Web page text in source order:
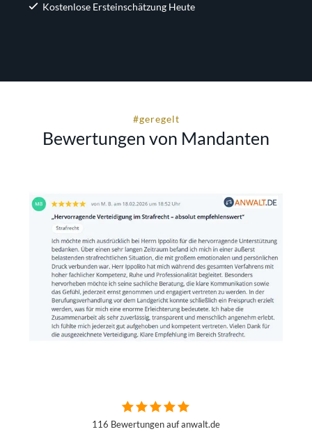
Kostenlose Ersteinschätzung Heute
#geregelt
Bewertungen von Mandanten
116 Bewertungen auf anwalt.de